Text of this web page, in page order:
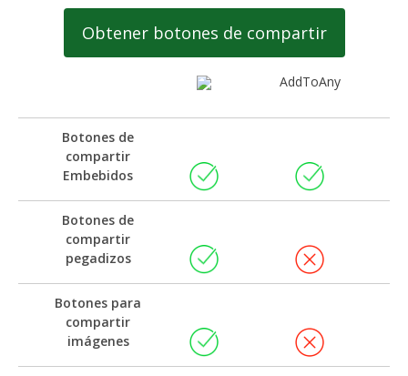
Obtener botones de compartir
AddToAny
Botones de
compartir
Embebidos
Botones de
compartir
pegadizos
Botones para
compartir
imágenes